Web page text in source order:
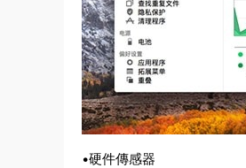
•硬件傳感器